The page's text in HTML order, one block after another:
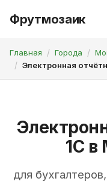
Фрутмозаик
Главная Города
Электронная
1С
для